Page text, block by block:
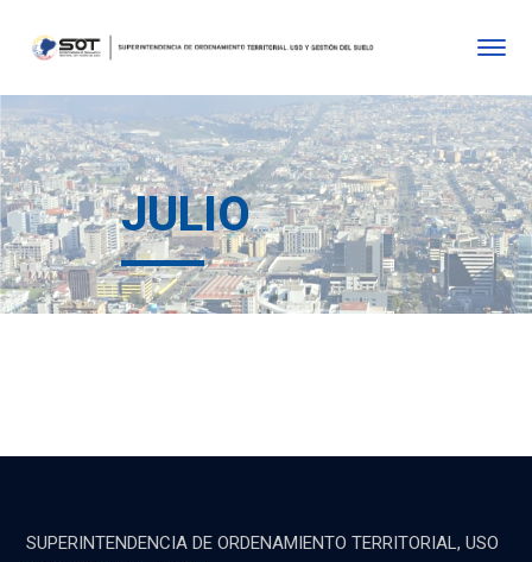
JULIO
SUPERINTENDENCIA DE ORDENAMIENTO TERRITORIAL, USO